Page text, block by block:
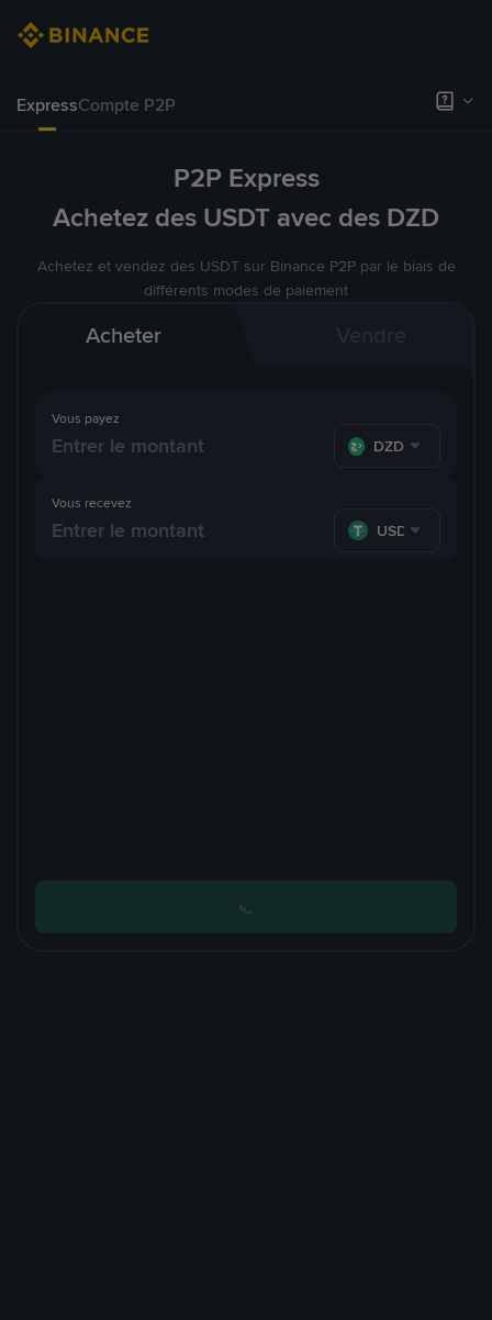
ExpressCompte P2P
P2P Express
Achetez des USDT avec des DZD
Achetez et vendez des USDT sur Binance P2P par le biais de
différents modes de paiement
Acheter
Vous payez
DZD
Vous recevez
USDT